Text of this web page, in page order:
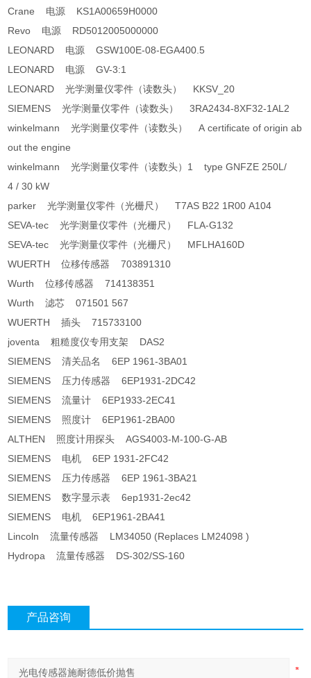
Crane 电源 KS1A00659H0000
Revo 电源 RD5012005000000
LEONARD 电源 GSW100E-08-EGA400.5
LEONARD 电源 GV-3:1
LEONARD 光学测量仪零件（读数头） KKSV_20
SIEMENS 光学测量仪零件（读数头） 3RA2434-8XF32-1AL2
winkelmann 光学测量仪零件（读数头） A certificate of origin ab
out the engine
winkelmann 光学测量仪零件（读数头）1 type GNFZE 250L/
4 / 30 kW
parker 光学测量仪零件（光栅尺） T7AS B22 1R00 A104
SEVA-tec 光学测量仪零件（光栅尺） FLA-G132
SEVA-tec 光学测量仪零件（光栅尺） MFLHA160D
WUERTH 位移传感器 703891310
Wurth 位移传感器 714138351
Wurth 滤芯 071501 567
WUERTH 插头 715733100
joventa 粗糙度仪专用支架 DAS2
SIEMENS 清关品名 6EP 1961-3BA01
SIEMENS 压力传感器 6EP1931-2DC42
SIEMENS 流量计 6EP1933-2EC41
SIEMENS 照度计 6EP1961-2BA00
ALTHEN 照度计用探头 AGS4003-M-100-G-AB
SIEMENS 电机 6EP 1931-2FC42
SIEMENS 压力传感器 6EP 1961-3BA21
SIEMENS 数字显示表 6ep1931-2ec42
SIEMENS 电机 6EP1961-2BA41
Lincoln 流量传感器 LM34050 (Replaces LM24098 )
Hydropa 流量传感器 DS-302/SS-160
产品咨询